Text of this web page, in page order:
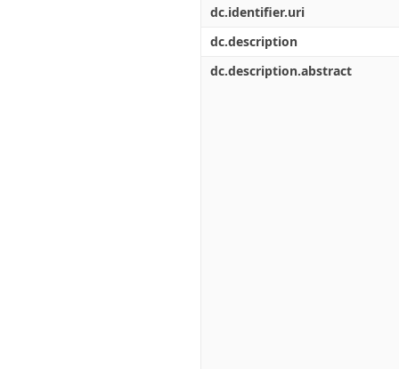
dc.identifier.uri
dc.description
dc.description.abstract